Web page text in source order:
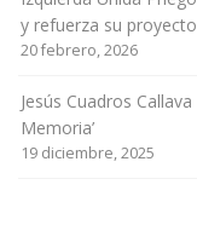
y refuerza su
20 febrero, 2026
Jesús Cuadros
Memoria’
19 diciembre, 2025